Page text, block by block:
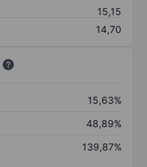
15,15
14,70
15,63%
48,89%
139,87%